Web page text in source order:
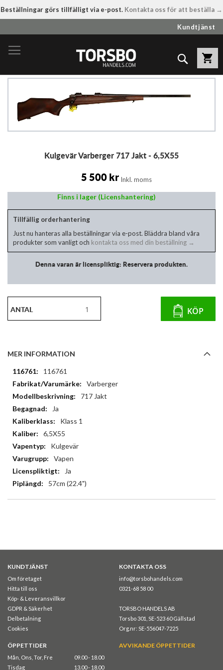
Beställningar görs tillfälligt via e-post. Kontakta oss för att beställa →
till
innehållet
Kundtjänst
Sök
slutet
bildgalleriet
Kulgevär Varberger 717 Jakt - 6,5X55
5 500 kr Inkl. moms
Finns i lager (Licenshantering)
Tillfällig orderhantering
Just nu hanteras alla beställningar via e-post. Bläddra bland våra
produkter som vanligt och kontakta oss med din beställning →
Denna varan är licenspliktig: Reservera produkten.
ANTAL KÖP
MER INFORMATION
Mer
information
116761
Varberger
717 Jakt
Ja
Klass 1
6,5X55
Kulgevär
Vapen
Ja
57cm (22.4")
KUNDTJÄNST
Om företaget
Hitta till oss
Köp- & Leveransvillkor
GDPR & Säkerhet
Delbetalning
Cookies
KONTAKTA OSS
info@torsbohandels.com
0321-68 58 00
TORSBO HANDELS AB
Torsbo 301, SE-523 60 Gällstad
Org.nr: SE-556047-7225
ÖPPETTIDER
Mån, Ons, Tor, Fre
09.00 - 18.00
Tisdag
13.00 - 18.00
AVVIKANDE ÖPPETTIDER